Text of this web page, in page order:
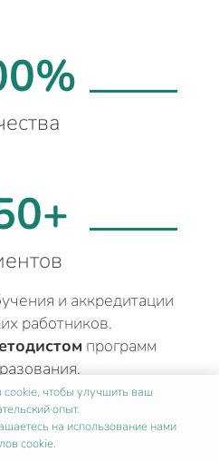
и аккредитации
работников.
программ
, подготовит документы,
учебный план
, чтобы улучшить ваш
опыт.
на использование нами
cookie.